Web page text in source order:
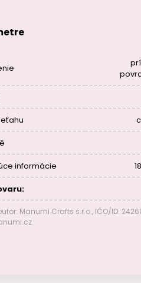
informácie
Manumi Crafts s.r.o., IČO/ID: